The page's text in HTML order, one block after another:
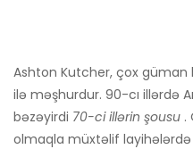
Ashton Kutcher, çox güman
ilə məşhurdur. 90-cı illərdə
bəzəyirdi 70-ci illərin şousu .
olmaqla müxtəlif layihələrdə